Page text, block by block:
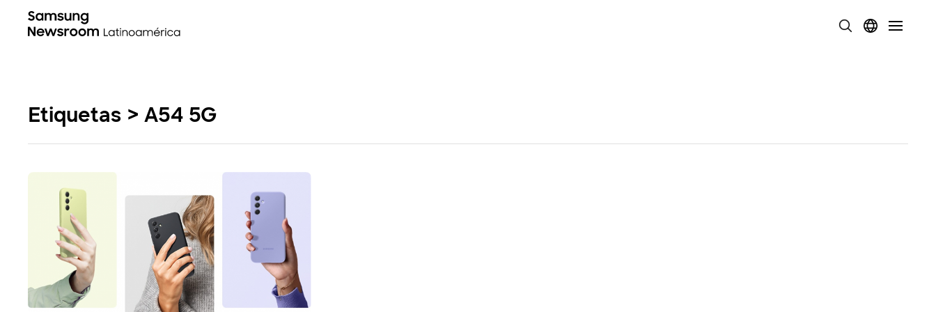
Etiquetas > A54 5G